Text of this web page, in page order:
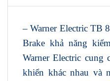
– Warner Electric TB
Brake khả năng
Warner Electric cung
khiển khác nhau và